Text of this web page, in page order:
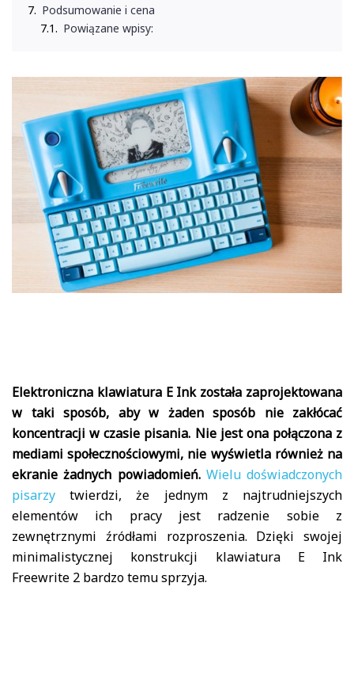
Podsumowanie i cena
Powiązane wpisy:
Elektroniczna klawiatura E Ink została zaprojektowana
w taki sposób, aby w żaden sposób nie zakłócać
koncentracji w czasie pisania. Nie jest ona połączona z
mediami społecznościowymi, nie wyświetla również na
ekranie żadnych powiadomień. Wielu doświadczonych
pisarzy twierdzi, że jednym z najtrudniejszych
elementów ich pracy jest radzenie sobie z
zewnętrznymi źródłami rozproszenia. Dzięki swojej
minimalistycznej konstrukcji klawiatura E Ink
Freewrite 2 bardzo temu sprzyja.